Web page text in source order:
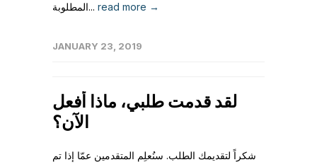
المطلوبة... read more →
JANUARY 23, 2019
لقد قدمت طلبي، ماذا أفعل
الآن؟
شكراً لتقديمك الطلب. سنُعلِم المتقدمين عمّا إذا تم